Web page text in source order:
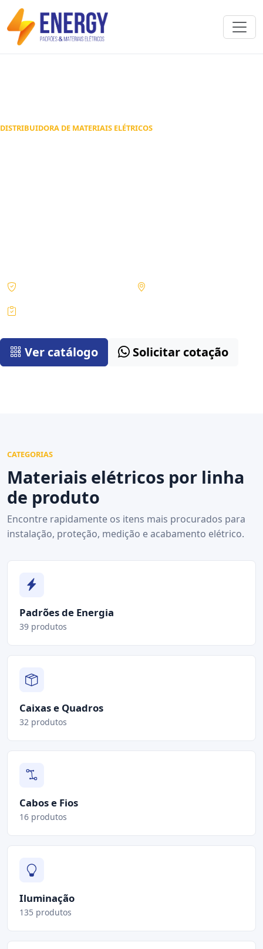
DISTRIBUIDORA DE MATERIAIS ELÉTRICOS
Ver catálogo Solicitar cotação
CATEGORIAS
Materiais elétricos por linha
de produto
Encontre rapidamente os itens mais procurados para
instalação, proteção, medição e acabamento elétrico.
Padrões de Energia
39 produtos
Caixas e Quadros
32 produtos
Cabos e Fios
16 produtos
Iluminação
135 produtos